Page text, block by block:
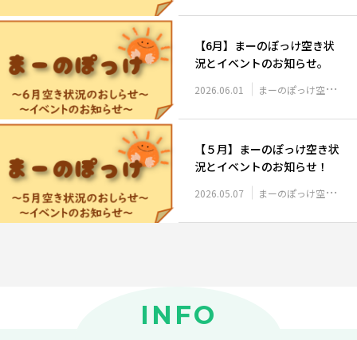
【6月】まーのぽっけ空き状
況とイベントのお知らせ。
2026.06.01 まーのぽっけ空き状況
【５月】まーのぽっけ空き状
況とイベントのお知らせ！
2026.05.07 まーのぽっけ空き状況
INFO